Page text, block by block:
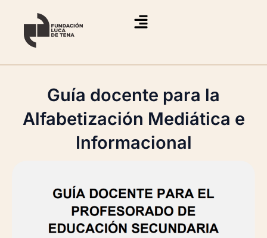
contenido
Guía docente para la
Alfabetización Mediática e
Informacional